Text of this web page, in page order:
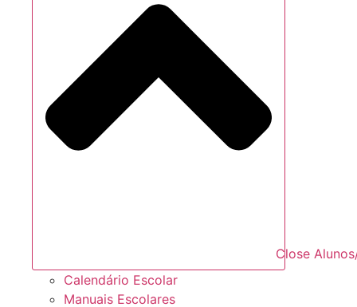
Close
Calendário Escolar
Manuais Escolares